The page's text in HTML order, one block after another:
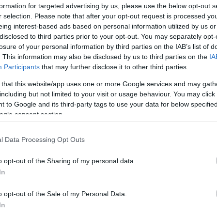
for targeted advertising by us, please use the below opt-out
selection. Please note that after your opt-out request is processed
interest-based ads based on personal information utilized by us
to third parties prior to your opt-out. You may separately
of your personal information by third parties on the IAB’s list of
This information may also be disclosed by us to third parties on the
Participants that may further disclose it to other third parties.
that this website/app uses one or more Google services and may
but not limited to your visit or usage behaviour. You may
to Google and its third-party tags to use your data for below
consent section.
Data Processing Opt Outs
opt-out of the Sharing of my personal data.
opt-out of the Sale of my Personal Data.
úgy fogalmazott: „3 db Gree készülék
hogy mi is egy kicsit jobbá tudjuk tenni a
ide kell jönniük.”
különösen nagy jelentősége van a megfelelő
intézményekben, főként a
ahol a magas hőmérséklet tovább nehezítheti a
országszerte kiemelt figyelem irányult a kórházak
miután több intézmény elavult
miatt vált szükségessé sürgős korszerűsítés. A
ugyanakkor azt mutatja, hogy a
nemcsak a kórházi dolgozók munkáját
hanem a kis betegek és családjaik számára is
a
11:15
Nem is
Tanár Úr
AZ